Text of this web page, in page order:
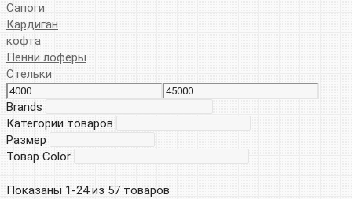
Сапоги
Кардиган
кофта
Пенни лоферы
Стельки
Brands
Категории товаров
Размер
Товар Color
Показаны 1-24 из 57 товаров